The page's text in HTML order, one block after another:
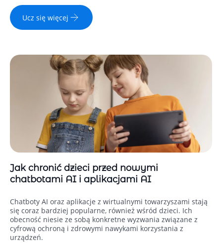
Ucz się więcej
Jak chronić dzieci przed nowymi
chatbotami AI i aplikacjami AI
Chatboty AI oraz aplikacje z wirtualnymi towarzyszami stają
się coraz bardziej popularne, również wśród dzieci. Ich
obecność niesie ze sobą konkretne wyzwania związane z
cyfrową ochroną i zdrowymi nawykami korzystania z
urządzeń.